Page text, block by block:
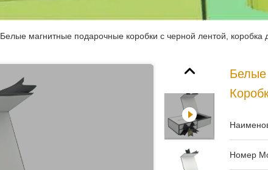
Белые магнитные подарочные коробки с черной лентой, коробка
Белые
Номер